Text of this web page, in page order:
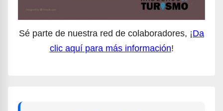
Sé parte de nuestra red de colaboradores, ¡Da
clic aquí para más información!